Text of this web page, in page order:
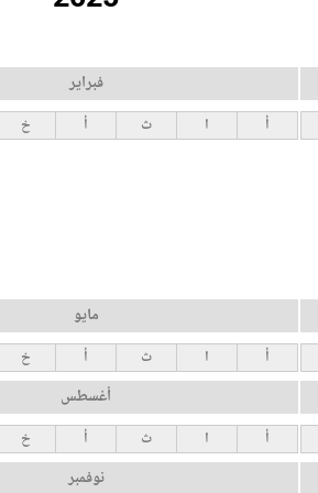
فبراير
أ ا ث أ خ
مايو
أ ا ث أ خ
أغسطس
أ ا ث أ خ
نوفمبر